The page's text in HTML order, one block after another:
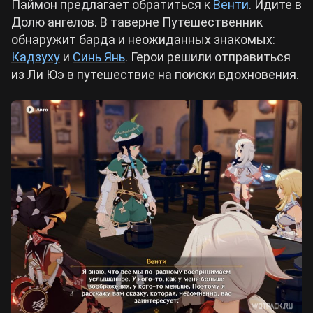
Паймон предлагает обратиться к Венти. Идите в
Долю ангелов. В таверне Путешественник
обнаружит барда и неожиданных знакомых:
Кадзуху и Синь Янь. Герои решили отправиться
из Ли Юэ в путешествие на поиски вдохновения.